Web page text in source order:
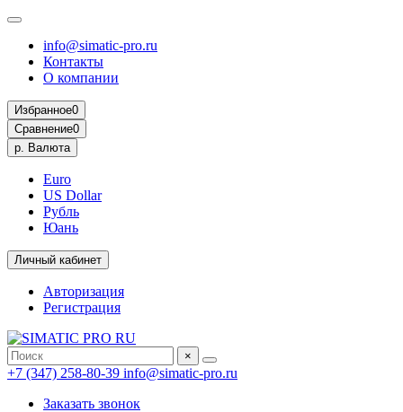
info@simatic-pro.ru
Контакты
О компании
Избранное0
Сравнение0
р. Валюта
Euro
US Dollar
Рубль
Юань
Личный кабинет
Авторизация
Регистрация
×
+7 (347) 258-80-39 info@simatic-pro.ru
Заказать звонок